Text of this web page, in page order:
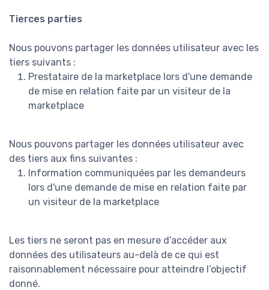
Tierces parties
Nous pouvons partager les données utilisateur avec les
tiers suivants :
Prestataire de la marketplace lors d'une demande
de mise en relation faite par un visiteur de la
marketplace
Nous pouvons partager les données utilisateur avec
des tiers aux fins suivantes :
Information communiquées par les demandeurs
lors d'une demande de mise en relation faite par
un visiteur de la marketplace
Les tiers ne seront pas en mesure d’accéder aux
données des utilisateurs au-delà de ce qui est
raisonnablement nécessaire pour atteindre l’objectif
donné.